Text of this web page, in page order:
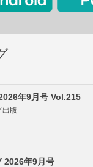
年9月号 Vol.215
出版
2026年9月号